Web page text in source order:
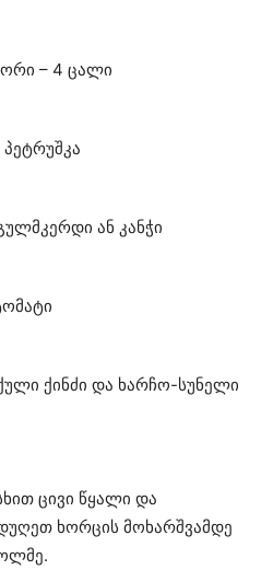
– 4 ცალი
ან კანჭი
ქინძი და ხარჩო-სუნელი
ცივი წყალი და
ხორცის მოხარშვამდე